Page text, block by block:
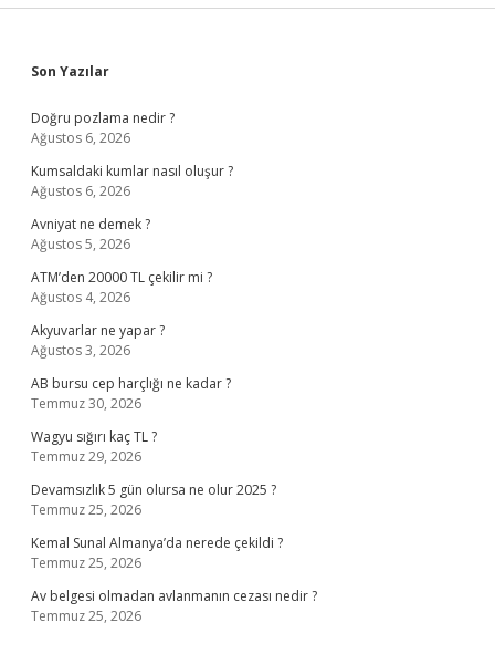
Sidebar
Son Yazılar
Doğru pozlama nedir ?
Ağustos 6, 2026
Kumsaldaki kumlar nasıl oluşur ?
Ağustos 6, 2026
Avniyat ne demek ?
Ağustos 5, 2026
ATM’den 20000 TL çekilir mi ?
Ağustos 4, 2026
Akyuvarlar ne yapar ?
Ağustos 3, 2026
AB bursu cep harçlığı ne kadar ?
Temmuz 30, 2026
Wagyu sığırı kaç TL ?
Temmuz 29, 2026
Devamsızlık 5 gün olursa ne olur 2025 ?
Temmuz 25, 2026
Kemal Sunal Almanya’da nerede çekildi ?
Temmuz 25, 2026
Av belgesi olmadan avlanmanın cezası nedir ?
Temmuz 25, 2026